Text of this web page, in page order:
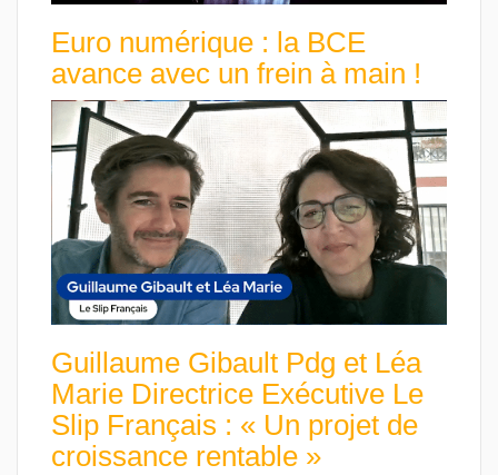
Euro numérique : la BCE
avance avec un frein à main !
Guillaume Gibault Pdg et Léa
Marie Directrice Exécutive Le
Slip Français : « Un projet de
croissance rentable »